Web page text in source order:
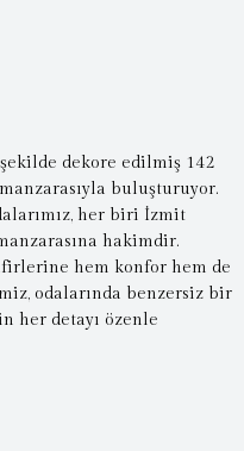
dekore edilmiş 142
buluşturuyor.
her biri İzmit
hakimdir.
hem konfor hem de
odalarında benzersiz bir
her detayı özenle